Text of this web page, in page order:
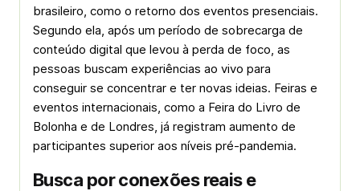
brasileiro, como o retorno dos eventos presenciais.
Segundo ela, após um período de sobrecarga de
conteúdo digital que levou à perda de foco, as
pessoas buscam experiências ao vivo para
conseguir se concentrar e ter novas ideias. Feiras e
eventos internacionais, como a Feira do Livro de
Bolonha e de Londres, já registram aumento de
participantes superior aos níveis pré-pandemia.
Busca por conexões reais e